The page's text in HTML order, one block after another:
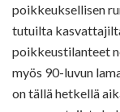
poikkeuksellisen
tutuilta
poikkeustilanteet
myös 90-luvun
on tällä hetkellä